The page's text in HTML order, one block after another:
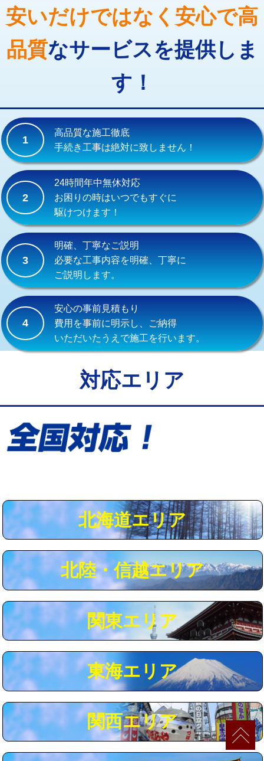
廃棄・処分 現場見積
止水・漏水調査・防水処理・清掃・修
理・調整・分解・加工など（重作業）
33,000円
その他部品の脱着 8,800円～
交換・取付(単水栓（壁付・デッキ
式）)
13,200円+材料費
交換・取付(混合水栓（壁付・デッキ
式・ワンホール）)
16,500円+材料費
交換・取付(排水栓・排水トラップ
（P/S/ポップアップ））
交換・取付（その他部品）
持込商品取付（単水栓）
持込商品取付（混合水栓） 16,500円
持込商品取付（浄水器・分岐水栓） 16,500円
給水管工事※（ホール加工)
給水管工事※（バンド止め) 3,300円
給水管工事※（保温材使用（バンド止
5,500円
給水管工事※（土の掘削・埋め戻し作
業)
用（追加）/3ｍ超え)
給水管工事※（ライニング鋼管・銅
44,000円
給水管工事※（ライニング鋼管・銅
管・ポリ管・HT管使用/3ｍ超え)
+8,800円
マス交換（土の掘削・埋め戻し作業） 11,000円~
マス交換（深さ50㎝未満） 55,000円
マス交換（深さ50㎝以上） 66,000円
コンクリート斫り（厚さ10㎝まで） 27,500円
コンクリート斫り（厚さ10㎝超え） 38,500円
モルタル補修（厚さ10㎝まで） 27,500円
安いだけではなく安心で高
品質なサービスを提供しま
す！
1
高品質な施工徹底
手続き工事は絶対に致しません！
2
24時間年中無休対応
お困りの時はいつでもすぐに
駆けつけます！
3
明確、丁寧なご説明
必要な工事内容を明確、丁寧に
ご説明します。
4
安心の事前見積もり
費用を事前に明示し、ご納得
いただいたうえで施工を行います。
対応エリア
北海道エリア
北陸・信越エリア
関東エリア
東海エリア
関西エリア